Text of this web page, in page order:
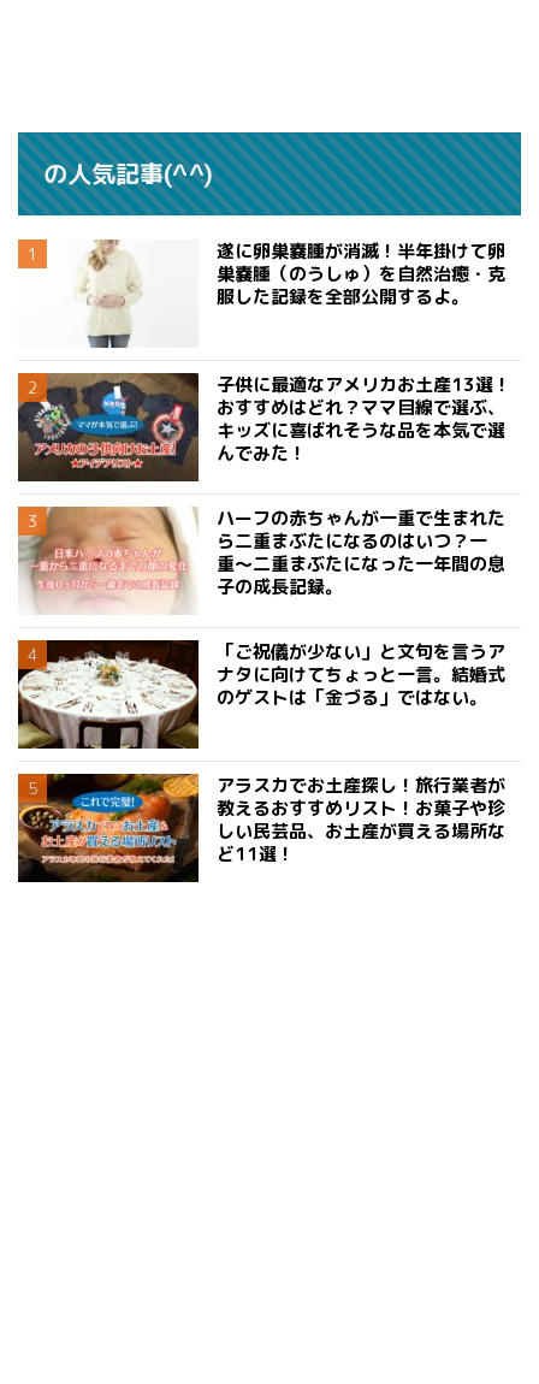
の人気記事(^^)
遂に卵巣嚢腫が消滅！半年掛けて卵
巣嚢腫（のうしゅ）を自然治癒・克
服した記録を全部公開するよ。
子供に最適なアメリカお土産13選！
おすすめはどれ？ママ目線で選ぶ、
キッズに喜ばれそうな品を本気で選
んでみた！
ハーフの赤ちゃんが一重で生まれた
ら二重まぶたになるのはいつ？一
重〜二重まぶたになった一年間の息
子の成長記録。
「ご祝儀が少ない」と文句を言うア
ナタに向けてちょっと一言。結婚式
のゲストは「金づる」ではない。
アラスカでお土産探し！旅行業者が
教えるおすすめリスト！お菓子や珍
しい民芸品、お土産が買える場所な
ど11選！